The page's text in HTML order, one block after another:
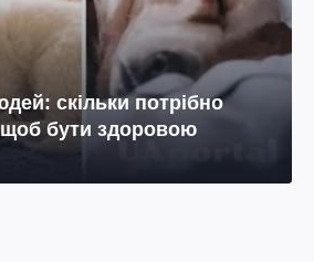
скільки потрібно
щоб бути здоровою